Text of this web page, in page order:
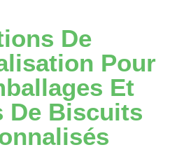
De
Pour
Et
De Biscuits